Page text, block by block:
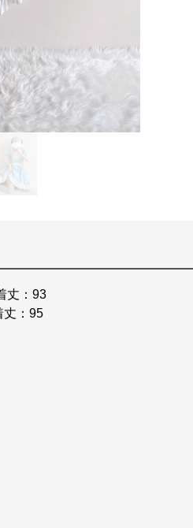
丈：93
丈：95